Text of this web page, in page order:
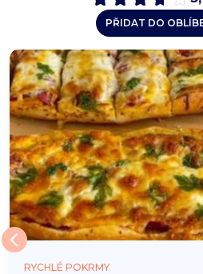
PŘIDAT DO
RYCHLÉ POKRMY